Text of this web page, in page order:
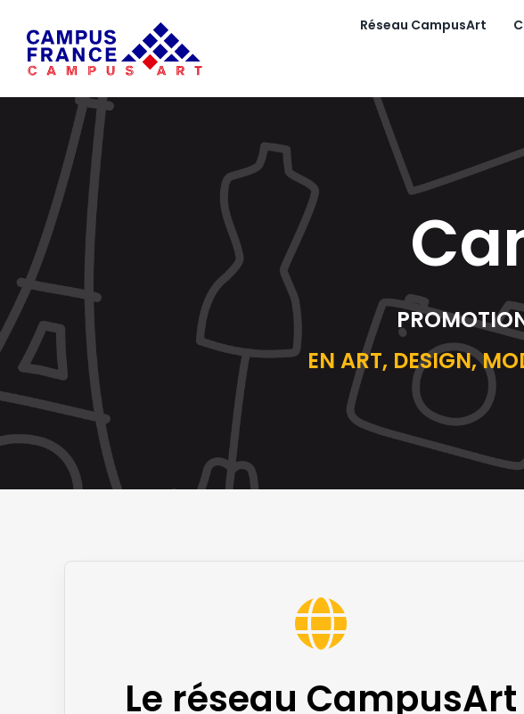
contenu
Réseau CampusArt
EN ART, DESIGN,
Le réseau CampusArt